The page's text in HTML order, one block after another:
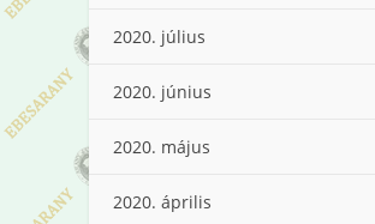
2020. július
2020. június
2020. május
2020. április